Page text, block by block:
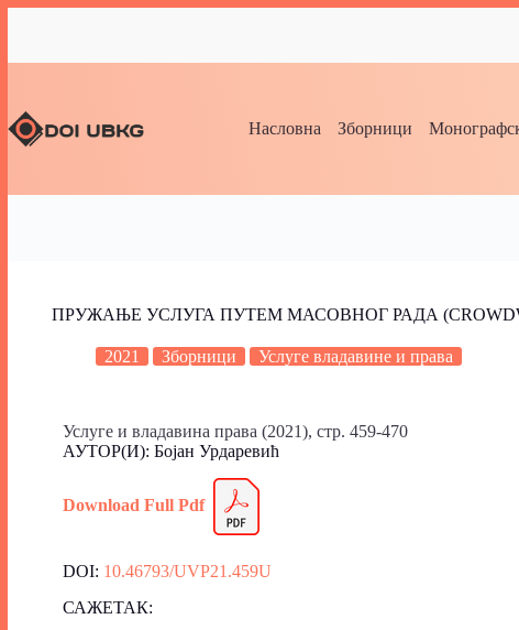
Насловна Зборници
ПРУЖАЊЕ УСЛУГА ПУТЕМ МАСОВНОГ РАДА
2021 Зборници Услуге владавине и права
Услуге и владавина права (2021), стр. 459-470
АУТОР(И): Бојан Урдаревић
Download Full Pdf
DOI: 10.46793/UVP21.459U
САЖЕТАК: